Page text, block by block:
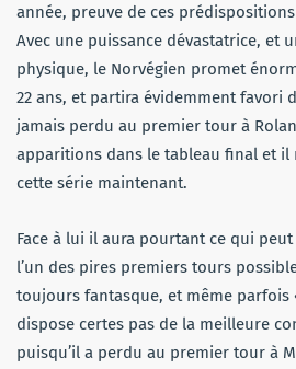
année, preuve de ces
Avec une puissance dévastatrice, et
physique, le Norvégien promet
22 ans, et partira évidemment favori
jamais perdu au premier tour à
apparitions dans le tableau final et il
cette série maintenant.
Face à lui il aura pourtant ce qui
l’un des pires premiers tours
toujours fantasque, et même parfois
dispose certes pas de la meilleure
puisqu’il a perdu au premier tour à